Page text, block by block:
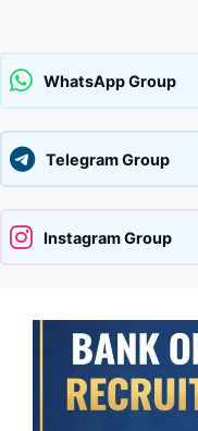
WhatsApp Group
Telegram Group
Instagram Group